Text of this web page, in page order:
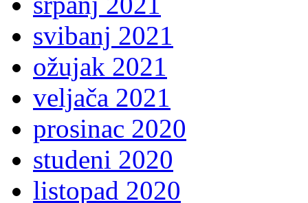
svibanj 2021
ožujak 2021
veljača 2021
prosinac 2020
studeni 2020
listopad 2020